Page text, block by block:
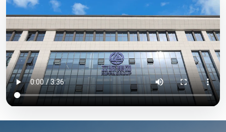
维护方面获得最佳体验。